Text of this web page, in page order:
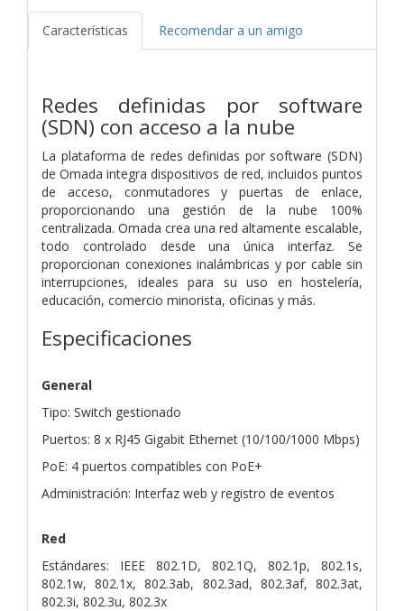
Características Recomendar a un amigo
Redes definidas por software
(SDN) con acceso a la nube
La plataforma de redes definidas por software (SDN)
de Omada integra dispositivos de red, incluidos puntos
de acceso, conmutadores y puertas de enlace,
proporcionando una gestión de la nube 100%
centralizada. Omada crea una red altamente escalable,
todo controlado desde una única interfaz. Se
proporcionan conexiones inalámbricas y por cable sin
interrupciones, ideales para su uso en hostelería,
educación, comercio minorista, oficinas y más.
Especificaciones
General
Tipo: Switch gestionado
Puertos: 8 x RJ45 Gigabit Ethernet (10/100/1000 Mbps)
PoE: 4 puertos compatibles con PoE+
Administración: Interfaz web y registro de eventos
Red
Estándares: IEEE 802.1D, 802.1Q, 802.1p, 802.1s,
802.1w, 802.1x, 802.3ab, 802.3ad, 802.3af, 802.3at,
802.3i, 802.3u, 802.3x